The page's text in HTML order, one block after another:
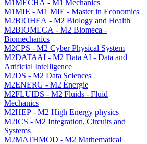
M1MECHA - M1 Mechanics
M1MIE - M1 MIE - Master in Economics
M2BIOHEA - M2 Biology and Health
M2BIOMECA - M2 Biomeca -
Biomechanics
M2CPS - M2 Cyber Physical System
M2DATAAI - M2 Data AI - Data and
Artificial Intelligence
M2DS - M2 Data Sciences
M2ENERG - M2 Énergie
M2FLUIDS - M2 Fluids - Fluid
Mechanics
M2HEP - M2 High Energy physics
M2ICS - M2 Integration, Circuits and
Systems
M2MATHMOD - M2 Mathematical